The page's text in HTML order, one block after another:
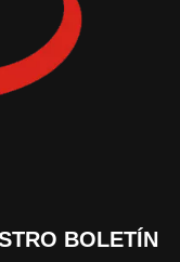
BOLETÍN